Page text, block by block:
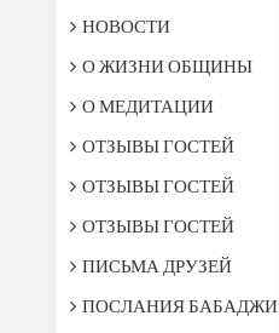
НОВОСТИ
О ЖИЗНИ ОБЩИНЫ
О МЕДИТАЦИИ
ОТЗЫВЫ ГОСТЕЙ
ОТЗЫВЫ ГОСТЕЙ
ОТЗЫВЫ ГОСТЕЙ
ПИСЬМА ДРУЗЕЙ
ПОСЛАНИЯ БАБАДЖИ